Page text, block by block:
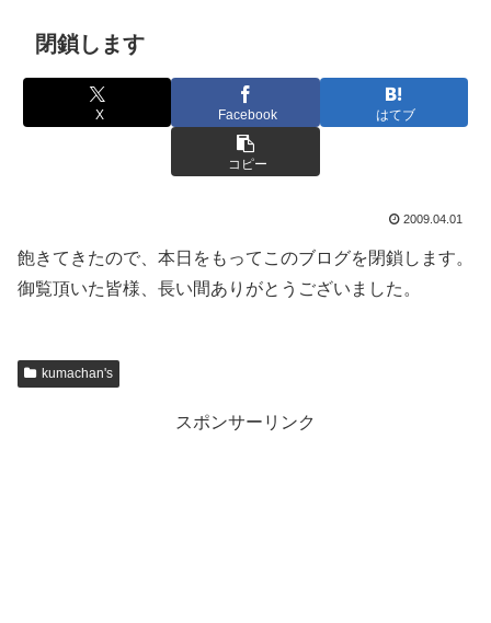
閉鎖します
X Facebook はてブ
コピー
2009.04.01
飽きてきたので、本日をもってこのブログを閉鎖します。
御覧頂いた皆様、長い間ありがとうございました。
kumachan's
スポンサーリンク